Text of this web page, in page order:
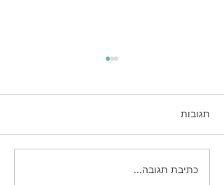
ניתוח סביבה באמצעות מודל
תגובות
כתיבת תגובה...